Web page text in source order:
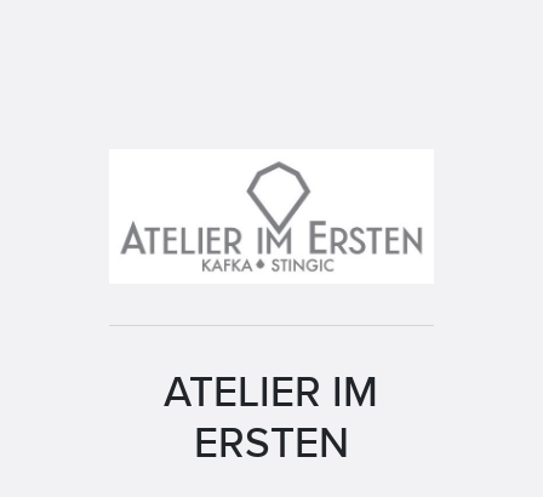
ATELIER IM
ERSTEN